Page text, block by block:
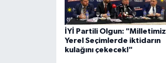
İYİ Partili Olgun: "Milletimiz
Yerel Seçimlerde iktidarın
kulağını çekecek!"